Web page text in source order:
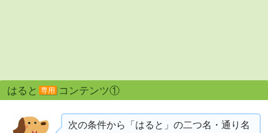
はると 専用 コンテンツ①
次の条件から「はると」の二つ名・通り名